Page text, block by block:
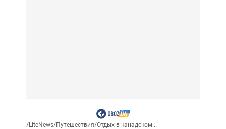
/LiteNews/Путешествия/Отдых в канадском...